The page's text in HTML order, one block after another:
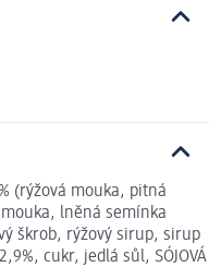
(rýžová mouka, pitná
lněná semínka
škrob, rýžový sirup, sirup
cukr, jedlá sůl, SÓJOVÁ